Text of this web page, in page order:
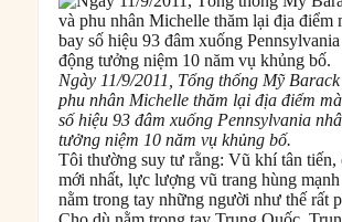
Ngày 11/9/2011, Tổng thống Mỹ
phu nhân Michelle thăm lại địa điểm
số hiệu 93 đâm xuống Pennsylvania
tưởng niệm 10 năm vụ khủng bố.
Tôi thường suy tư rằng: Vũ khí tân tiến,
mới nhất, lực lượng vũ trang hùng
nằm trong tay những người như thế rất